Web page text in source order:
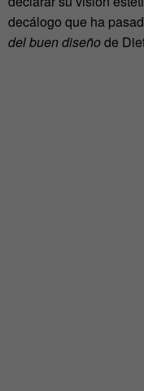
decálogo que ha
del buen diseñode